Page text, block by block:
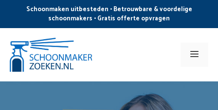
de
inhoud
Schoonmaken uitbesteden • Betrouwbare & voordelige
schoonmakers • Gratis offerte opvragen
Menu